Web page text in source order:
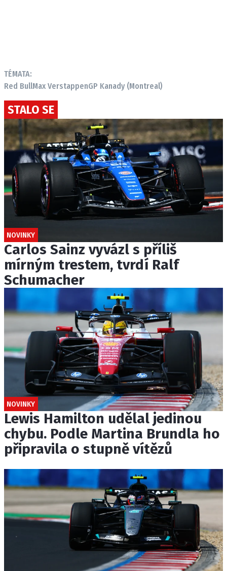
TÉMATA:
Red BullMax VerstappenGP Kanady (Montreal)
STALO SE
NOVINKY
Carlos Sainz vyvázl s příliš
mírným trestem, tvrdí Ralf
Schumacher
NOVINKY
Lewis Hamilton udělal jedinou
chybu. Podle Martina Brundla ho
připravila o stupně vítězů